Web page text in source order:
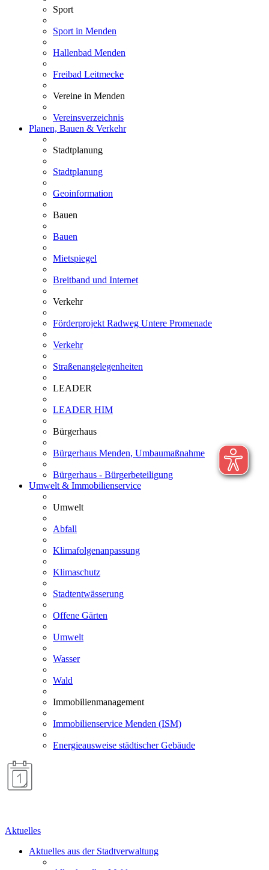
Sport
Sport in Menden
Hallenbad Menden
Freibad Leitmecke
Vereine in Menden
Vereinsverzeichnis
Planen, Bauen & Verkehr
Stadtplanung
Stadtplanung
Geoinformation
Bauen
Bauen
Mietspiegel
Breitband und Internet
Verkehr
Förderprojekt Radweg Untere Promenade
Verkehr
Straßenangelegenheiten
LEADER
LEADER HIM
Bürgerhaus
Bürgerhaus Menden, Umbaumaßnahme
Bürgerhaus - Bürgerbeteiligung
Umwelt & Immobilienservice
Umwelt
Abfall
Klimafolgenanpassung
Klimaschutz
Stadtentwässerung
Offene Gärten
Umwelt
Wasser
Wald
Immobilienmanagement
Immobilienservice Menden (ISM)
Energieausweise städtischer Gebäude
Aktuelles
Aktuelles aus der Stadtverwaltung